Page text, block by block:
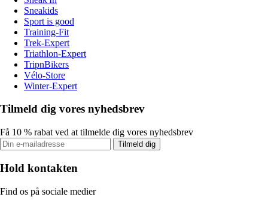
Sneakids
Sport is good
Training-Fit
Trek-Expert
Triathlon-Expert
TripnBikers
Vélo-Store
Winter-Expert
Tilmeld dig vores nyhedsbrev
Få 10 % rabat ved at tilmelde dig vores nyhedsbrev
Tilmeld dig
Hold kontakten
Find os på sociale medier